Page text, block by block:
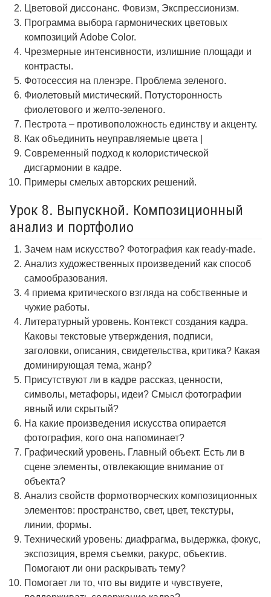
Цветовой диссонанс. Фовизм, Экспрессионизм.
Программа выбора гармонических цветовых
композиций Adobe Color.
Чрезмерные интенсивности, излишние площади и
контрасты.
Фотосессия на пленэре. Проблема зеленого.
Фиолетовый мистический. Потусторонность
фиолетового и желто-зеленого.
Пестрота – противоположность единству и акценту.
Как объединить неуправляемые цвета |
Современный подход к колористической
дисгармонии в кадре.
Примеры смелых авторских решений.
Урок 8. Выпускной. Композиционный
анализ и портфолио
Зачем нам искусство? Фотография как ready-made.
Анализ художественных произведений как способ
самообразования.
4 приема критического взгляда на собственные и
чужие работы.
Литературный уровень. Контекст создания кадра.
Каковы текстовые утверждения, подписи,
заголовки, описания, свидетельства, критика? Какая
доминирующая тема, жанр?
Присутствуют ли в кадре рассказ, ценности,
символы, метафоры, идеи? Смысл фотографии
явный или скрытый?
На какие произведения искусства опирается
фотография, кого она напоминает?
Графический уровень. Главный объект. Есть ли в
сцене элементы, отвлекающие внимание от
объекта?
Анализ свойств формотворческих композиционных
элементов: пространство, свет, цвет, текстуры,
линии, формы.
Технический уровень: диафрагма, выдержка, фокус,
экспозиция, время съемки, ракурс, объектив.
Помогают ли они раскрывать тему?
Помогает ли то, что вы видите и чувствуете,